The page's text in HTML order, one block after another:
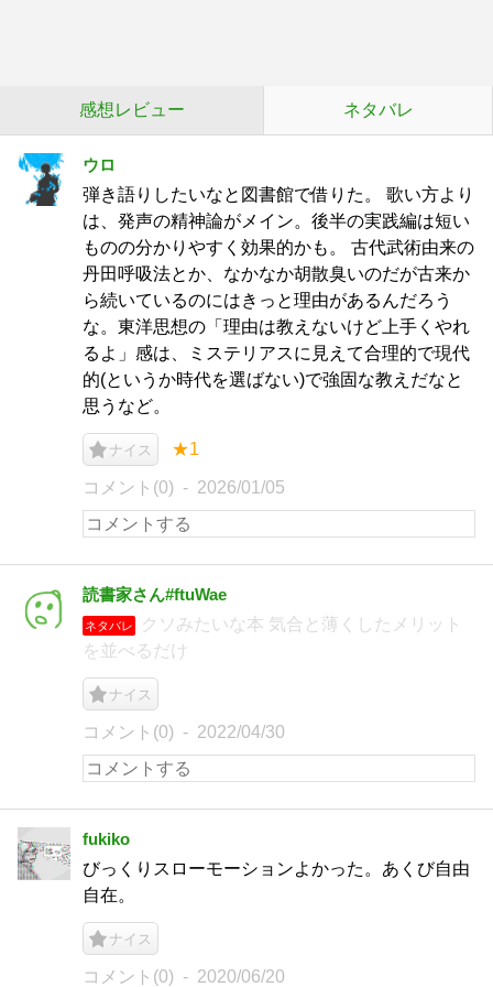
感想レビュー ネタバレ
ウロ
弾き語りしたいなと図書館で借りた。 歌い方より
は、発声の精神論がメイン。後半の実践編は短い
ものの分かりやすく効果的かも。 古代武術由来の
丹田呼吸法とか、なかなか胡散臭いのだが古来か
ら続いているのにはきっと理由があるんだろう
な。東洋思想の「理由は教えないけど上手くやれ
るよ」感は、ミステリアスに見えて合理的で現代
的(というか時代を選ばない)で強固な教えだなと
思うなど。
ナイス ★1
コメント(0) 2026/01/05
読書家さん#ftuWae
ネタバレ
クソみたいな本 気合と薄くしたメリット
を並べるだけ
ナイス
コメント(0) 2022/04/30
fukiko
びっくりスローモーションよかった。あくび自由
自在。
ナイス
コメント(0) 2020/06/20